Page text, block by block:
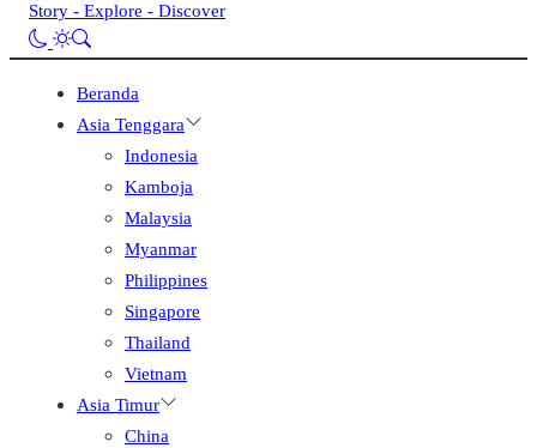
Beranda
Asia Tenggara
Indonesia
Kamboja
Malaysia
Myanmar
Philippines
Singapore
Thailand
Vietnam
Asia Timur
China